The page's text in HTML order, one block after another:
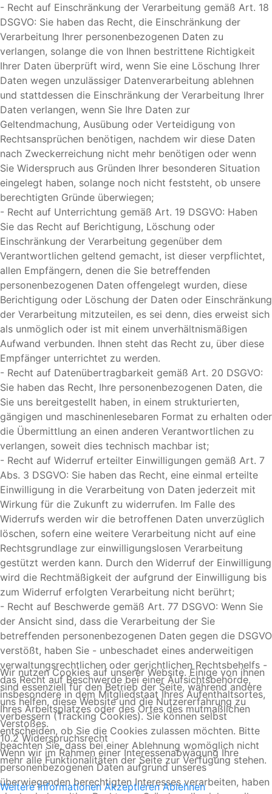
- Recht auf Einschränkung der Verarbeitung gemäß Art. 18
DSGVO: Sie haben das Recht, die Einschränkung der
Verarbeitung Ihrer personenbezogenen Daten zu
verlangen, solange die von Ihnen bestrittene Richtigkeit
Ihrer Daten überprüft wird, wenn Sie eine Löschung Ihrer
Daten wegen unzulässiger Datenverarbeitung ablehnen
und stattdessen die Einschränkung der Verarbeitung Ihrer
Daten verlangen, wenn Sie Ihre Daten zur
Geltendmachung, Ausübung oder Verteidigung von
Rechtsansprüchen benötigen, nachdem wir diese Daten
nach Zweckerreichung nicht mehr benötigen oder wenn
Sie Widerspruch aus Gründen Ihrer besonderen Situation
eingelegt haben, solange noch nicht feststeht, ob unsere
berechtigten Gründe überwiegen;
- Recht auf Unterrichtung gemäß Art. 19 DSGVO: Haben
Sie das Recht auf Berichtigung, Löschung oder
Einschränkung der Verarbeitung gegenüber dem
Verantwortlichen geltend gemacht, ist dieser verpflichtet,
allen Empfängern, denen die Sie betreffenden
personenbezogenen Daten offengelegt wurden, diese
Berichtigung oder Löschung der Daten oder Einschränkung
der Verarbeitung mitzuteilen, es sei denn, dies erweist sich
als unmöglich oder ist mit einem unverhältnismäßigen
Aufwand verbunden. Ihnen steht das Recht zu, über diese
Empfänger unterrichtet zu werden.
- Recht auf Datenübertragbarkeit gemäß Art. 20 DSGVO:
Sie haben das Recht, Ihre personenbezogenen Daten, die
Sie uns bereitgestellt haben, in einem strukturierten,
gängigen und maschinenlesebaren Format zu erhalten oder
die Übermittlung an einen anderen Verantwortlichen zu
verlangen, soweit dies technisch machbar ist;
- Recht auf Widerruf erteilter Einwilligungen gemäß Art. 7
Abs. 3 DSGVO: Sie haben das Recht, eine einmal erteilte
Einwilligung in die Verarbeitung von Daten jederzeit mit
Wirkung für die Zukunft zu widerrufen. Im Falle des
Widerrufs werden wir die betroffenen Daten unverzüglich
löschen, sofern eine weitere Verarbeitung nicht auf eine
Rechtsgrundlage zur einwilligungslosen Verarbeitung
gestützt werden kann. Durch den Widerruf der Einwilligung
wird die Rechtmäßigkeit der aufgrund der Einwilligung bis
zum Widerruf erfolgten Verarbeitung nicht berührt;
- Recht auf Beschwerde gemäß Art. 77 DSGVO: Wenn Sie
der Ansicht sind, dass die Verarbeitung der Sie
betreffenden personenbezogenen Daten gegen die DSGVO
verstößt, haben Sie - unbeschadet eines anderweitigen
verwaltungsrechtlichen oder gerichtlichen Rechtsbehelfs -
das Recht auf Beschwerde bei einer Aufsichtsbehörde,
insbesondere in dem Mitgliedstaat Ihres Aufenthaltsortes,
Ihres Arbeitsplatzes oder des Ortes des mutmaßlichen
Verstoßes.
10.2 Widerspruchsrecht
Wenn wir im Rahmen einer Interessenabwägung Ihre
personenbezogenen Daten aufgrund unseres
überwiegenden berechtigten Interesses verarbeiten, haben
Wir nutzen Cookies auf unserer Website. Einige von ihnen
sind essenziell für den Betrieb der Seite, während andere
uns helfen, diese Website und die Nutzererfahrung zu
verbessern (Tracking Cookies). Sie können selbst
entscheiden, ob Sie die Cookies zulassen möchten. Bitte
beachten Sie, dass bei einer Ablehnung womöglich nicht
mehr alle Funktionalitäten der Seite zur Verfügung stehen.
Weitere Informationen Akzeptieren Ablehnen